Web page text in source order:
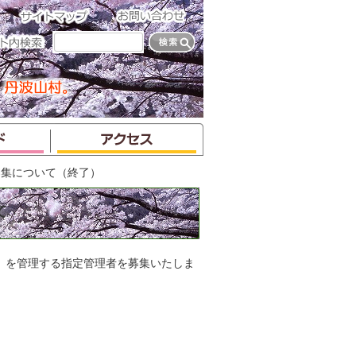
について（終了）
管理する指定管理者を募集いたしま